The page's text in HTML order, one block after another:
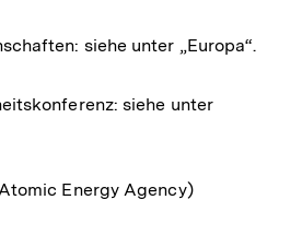
siehe unter „Europa“.
siehe unter
Energy Agency)